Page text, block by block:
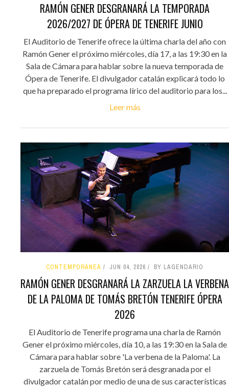
RAMÓN GENER DESGRANARÁ LA TEMPORADA
2026/2027 DE ÓPERA DE TENERIFE JUNIO
El Auditorio de Tenerife ofrece la última charla del año con
Ramón Gener el próximo miércoles, día 17, a las 19:30 en la
Sala de Cámara para hablar sobre la nueva temporada de
Ópera de Tenerife. El divulgador catalán explicará todo lo
que ha preparado el programa lírico del auditorio para los...
Leer más
CONTEMPORÁNEA JUN 04, 2026 BY LAGENDARIO
RAMÓN GENER DESGRANARÁ LA ZARZUELA LA VERBENA
DE LA PALOMA DE TOMÁS BRETÓN TENERIFE ÓPERA
2026
El Auditorio de Tenerife programa una charla de Ramón
Gener el próximo miércoles, día 10, a las 19:30 en la Sala de
Cámara para hablar sobre 'La verbena de la Paloma'. La
zarzuela de Tomás Bretón será desgranada por el
divulgador catalán por medio de una de sus características